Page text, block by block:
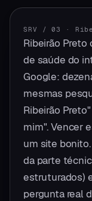
SRV / 03 ·
Ribeirão
de saúde do
Google:
mesmas
Ribeirão
mim". Vencer
um site
da parte
estruturados)
pergunta real